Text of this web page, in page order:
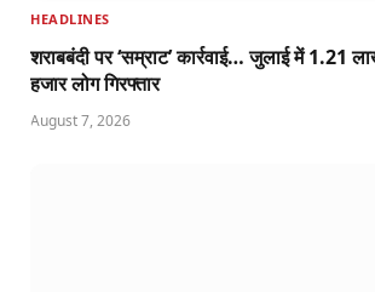
HEADLINES
शराबबंदी पर ‘सम्राट’ कार्रवाई… जुलाई में 1.21
हजार लोग गिरफ्तार
August 7, 2026